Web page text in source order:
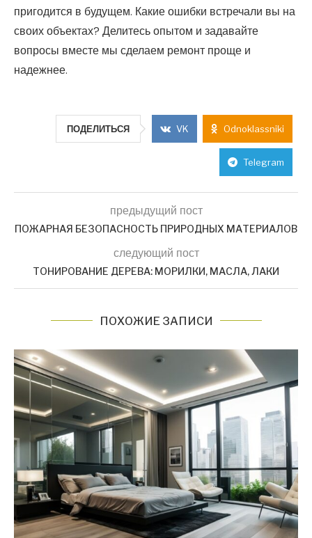
пригодится в будущем. Какие ошибки встречали вы на
своих объектах? Делитесь опытом и задавайте
вопросы вместе мы сделаем ремонт проще и
надежнее.
ПОДЕЛИТЬСЯ VK Odnoklassniki
Telegram
предыдущий пост
ПОЖАРНАЯ БЕЗОПАСНОСТЬ ПРИРОДНЫХ МАТЕРИАЛОВ
следующий пост
ТОНИРОВАНИЕ ДЕРЕВА: МОРИЛКИ, МАСЛА, ЛАКИ
ПОХОЖИЕ ЗАПИСИ